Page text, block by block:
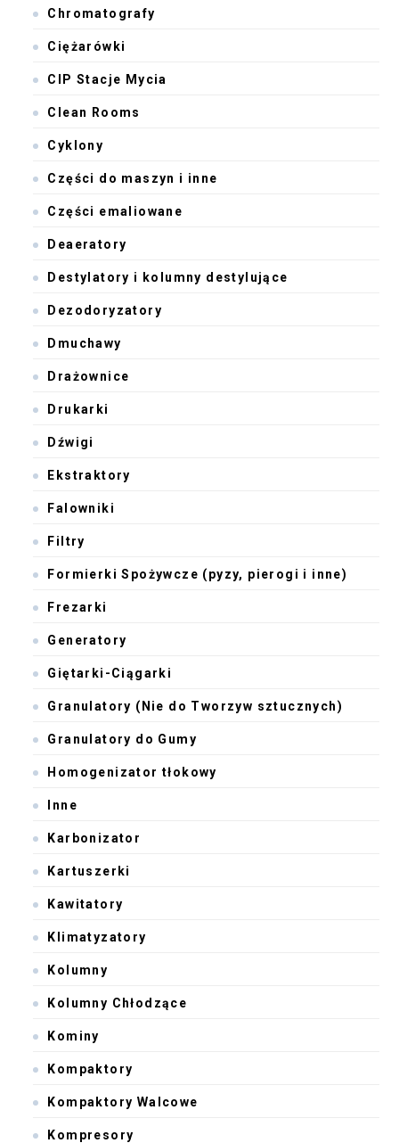
Chromatografy
Ciężarówki
CIP Stacje Mycia
Clean Rooms
Cyklony
Części do maszyn i inne
Części emaliowane
Deaeratory
Destylatory i kolumny destylujące
Dezodoryzatory
Dmuchawy
Drażownice
Drukarki
Dźwigi
Ekstraktory
Falowniki
Filtry
Formierki Spożywcze (pyzy, pierogi i inne)
Frezarki
Generatory
Giętarki-Ciągarki
Granulatory (Nie do Tworzyw sztucznych)
Granulatory do Gumy
Homogenizator tłokowy
Inne
Karbonizator
Kartuszerki
Kawitatory
Klimatyzatory
Kolumny
Kolumny Chłodzące
Kominy
Kompaktory
Kompaktory Walcowe
Kompresory